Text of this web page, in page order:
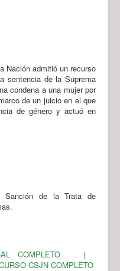
Nación admitió un recurso
sentencia de la Suprema
condena a una mujer por
de un juicio en el que
de género y actuó en
Sanción de la Trata de
COMPLETO |
CSJN COMPLETO